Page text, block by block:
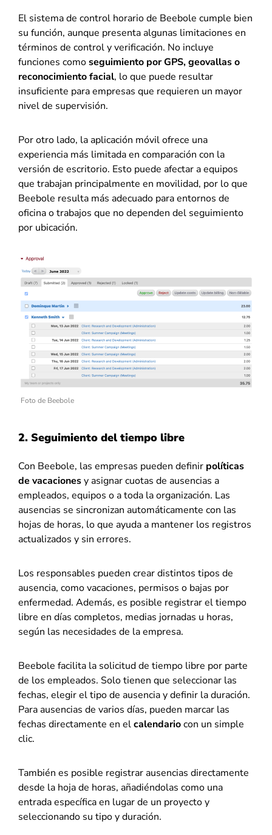
El sistema de control horario de Beebole cumple bien
su función, aunque presenta algunas limitaciones en
términos de control y verificación. No incluye
funciones comoseguimiento por GPS, geovallas o
reconocimiento facial, lo que puede resultar
insuficiente para empresas que requieren un mayor
nivel de supervisión.
Por otro lado, la aplicación móvil ofrece una
experiencia más limitada en comparación con la
versión de escritorio. Esto puede afectar a equipos
que trabajan principalmente en movilidad, por lo que
Beebole resulta más adecuado para entornos de
oficina o trabajos que no dependen del seguimiento
por ubicación.
Foto de Beebole
2. Seguimiento del tiempo libre
Con Beebole, las empresas pueden definir políticas
de vacacionesy asignar cuotas de ausencias a
empleados, equipos o a toda la organización. Las
ausencias se sincronizan automáticamente con las
hojas de horas, lo que ayuda a mantener los registros
actualizados y sin errores.
Los responsables pueden crear distintos tipos de
ausencia, como vacaciones, permisos o bajas por
enfermedad. Además, es posible registrar el tiempo
libre en días completos, medias jornadas u horas,
según las necesidades de la empresa.
Beebole facilita la solicitud de tiempo libre por parte
de los empleados. Solo tienen que seleccionar las
fechas, elegir el tipo de ausencia y definir la duración.
Para ausencias de varios días, pueden marcar las
fechas directamente en elcalendariocon un simple
clic.
También es posible registrar ausencias directamente
desde la hoja de horas, añadiéndolas como una
entrada específica en lugar de un proyecto y
seleccionando su tipo y duración.